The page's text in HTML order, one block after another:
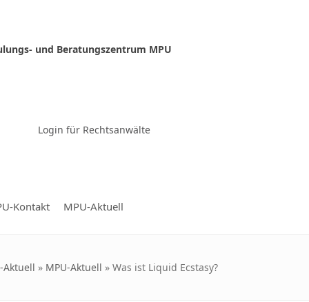
und Beratungszentrum MPU
Login für Rechtsanwälte
Kontakt MPU-Aktuell
Aktuell » MPU-Aktuell » Was ist Liquid Ecstasy?